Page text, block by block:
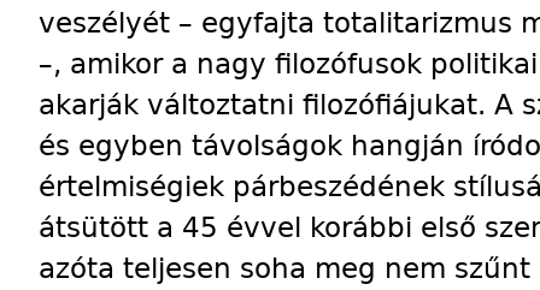
veszélyét – egyfajta totalitarizmus
–, amikor a nagy filozófusok
akarják változtatni filozófiájukat. A
és egyben távolságok hangján
értelmiségiek párbeszédének
átsütött a 45 évvel korábbi első
azóta teljesen soha meg nem szűnt